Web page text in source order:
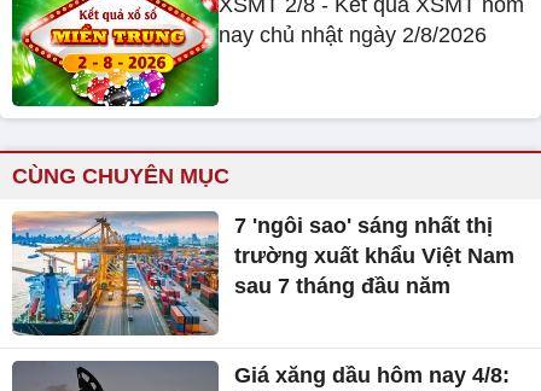
nay chủ nhật ngày 2/8/2026
CÙNG CHUYÊN MỤC
7 'ngôi sao' sáng nhất thị
trường xuất khẩu Việt Nam
sau 7 tháng đầu năm
Giá xăng dầu hôm nay 4/8: